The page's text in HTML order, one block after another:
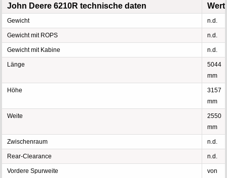
John Deere 6210R technische daten Wert
Gewicht n.d.
Gewicht mit ROPS n.d.
Gewicht mit Kabine n.d.
Länge
5044
mm
Höhe
3157
mm
Weite
2550
mm
Zwischenraum n.d.
Rear-Clearance n.d.
Vordere Spurweite
von